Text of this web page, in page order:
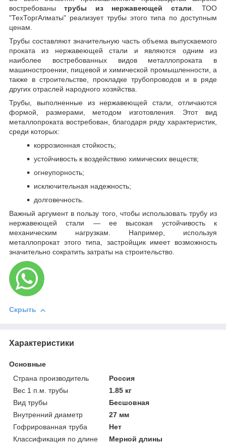
востребованытрубы из нержавеющей стали. ТОО
"ТехТоргАлматы" реализует трубы этого типа по доступным
ценам.
Трубы составляют значительную часть объема выпускаемого
проката из нержавеющей стали и являются одним из
наиболее востребованных видов металлопроката в
машиностроении, пищевой и химической промышленности, а
также в строительстве, прокладке трубопроводов и в ряде
других отраслей народного хозяйства.
Трубы, выполненные из нержавеющей стали, отличаются
формой, размерами, методом изготовления. Этот вид
металлопроката востребован, благодаря ряду характеристик,
среди которых:
коррозионная стойкость;
устойчивость к воздействию химических веществ;
огнеупорность;
исключительная надежность;
долговечность.
Важный аргумент в пользу того, чтобы использовать трубу из
нержавеющей стали — ее высокая устойчивость к
механическим нагрузкам. Например, используя
металлопрокат этого типа, застройщик имеет возможность
значительно сократить затраты на строительство.
Скрыть
Характеристики
Основные
Страна производитель
Россия
Вес 1 п.м. трубы
1.85 кг
Вид трубы
Бесшовная
Внутренний диаметр
27 мм
Гофрированная труба
Нет
Классификация по длине
Мерной длины